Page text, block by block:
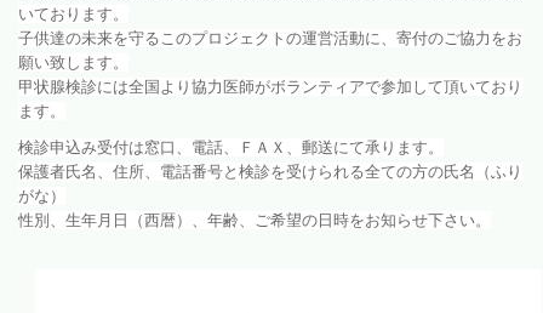
いております。
子供達の未来を守るこのプロジェクトの運営活動に、寄付のご協力をお
願い致します。
甲状腺検診には全国より協力医師がボランティアで参加して頂いており
ます。
検診申込み受付は窓口、電話、ＦＡＸ、郵送にて承ります。
保護者氏名、住所、電話番号と検診を受けられる全ての方の氏名（ふり
がな）
性別、生年月日（西暦）、年齢、ご希望の日時をお知らせ下さい。